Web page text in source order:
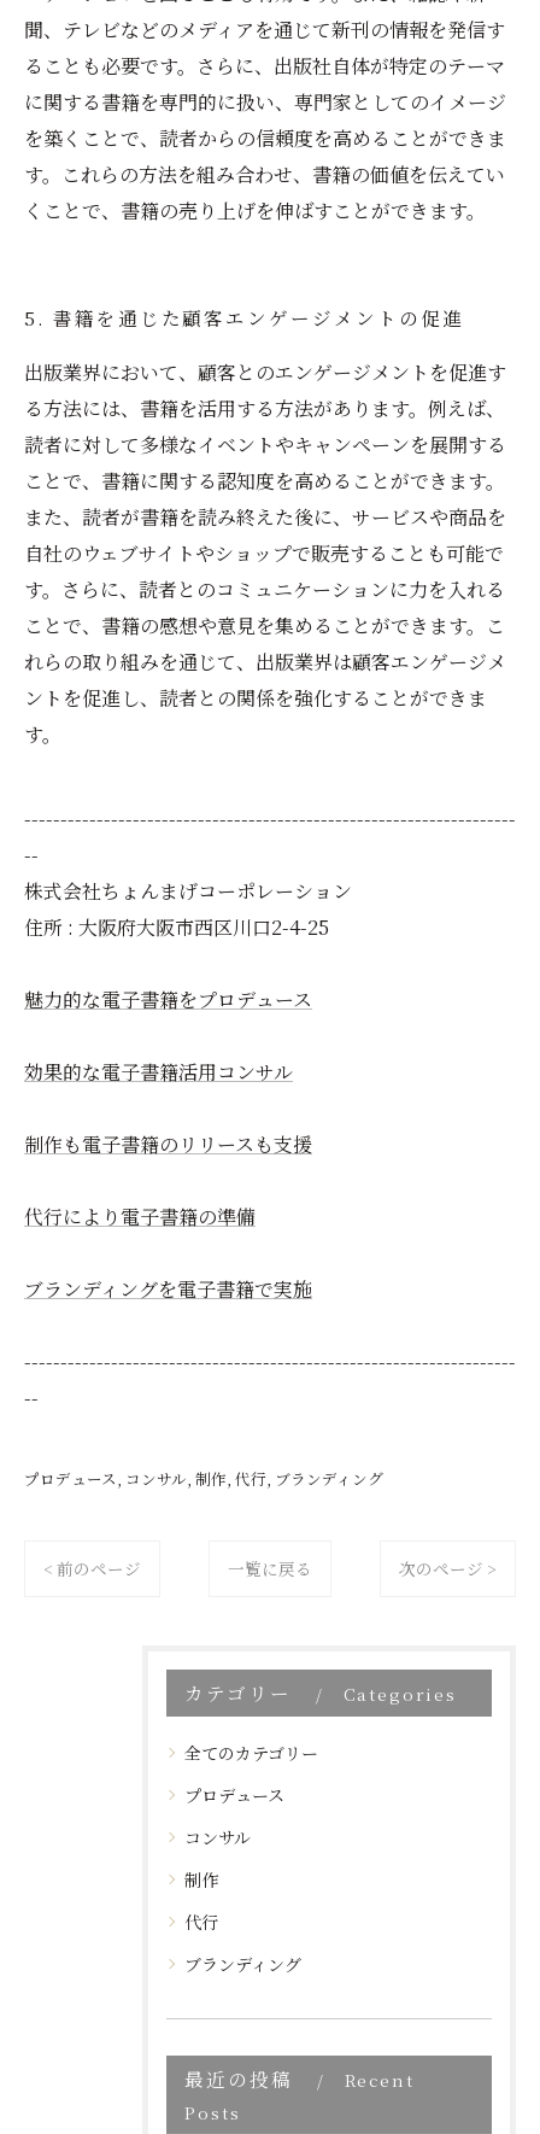
聞、テレビなどのメディアを通じて新刊の情報を発信す
ることも必要です。さらに、出版社自体が特定のテーマ
に関する書籍を専門的に扱い、専門家としてのイメージ
を築くことで、読者からの信頼度を高めることができま
す。これらの方法を組み合わせ、書籍の価値を伝えてい
くことで、書籍の売り上げを伸ばすことができます。
5. 書籍を通じた顧客エンゲージメントの促進
出版業界において、顧客とのエンゲージメントを促進す
る方法には、書籍を活用する方法があります。例えば、
読者に対して多様なイベントやキャンペーンを展開する
ことで、書籍に関する認知度を高めることができます。
また、読者が書籍を読み終えた後に、サービスや商品を
自社のウェブサイトやショップで販売することも可能で
す。さらに、読者とのコミュニケーションに力を入れる
ことで、書籍の感想や意見を集めることができます。こ
れらの取り組みを通じて、出版業界は顧客エンゲージメ
ントを促進し、読者との関係を強化することができま
す。
--------------------------------------------------------------------
--
株式会社ちょんまげコーポレーション
住所 : 大阪府大阪市西区川口2-4-25
魅力的な電子書籍をプロデュース
効果的な電子書籍活用コンサル
制作も電子書籍のリリースも支援
代行により電子書籍の準備
ブランディングを電子書籍で実施
--------------------------------------------------------------------
--
プロデュース コンサル 制作 代行 ブランディング
< 前のページ 一覧に戻る 次のページ >
カテゴリー Categories
全てのカテゴリー
プロデュース
コンサル
制作
代行
ブランディング
最近の投稿
Recent
Posts